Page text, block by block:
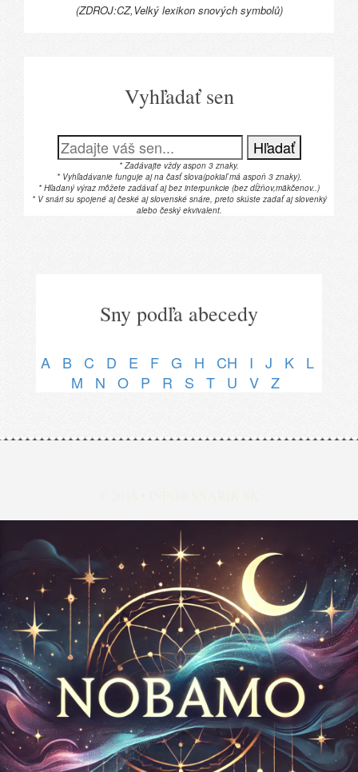
(ZDROJ:CZ,Velký lexikon snových symbolů)
Vyhľadať sen
Hľadať
* Zadávajte vždy aspon 3 znaky.
* Vyhľadávanie funguje aj na časť slova(pokiaľ má aspoň 3 znaky).
* Hľadaný výraz môžete zadávať aj bez interpunkcie (bez dĺžňov,mäkčenov..)
* V snári su spojené aj české aj slovenské snáre, preto skúste zadať aj slovenký
alebo český ekvivalent.
Sny podľa abecedy
A B C D E F G H CH I J K
L
M
N O P R S T U V Z